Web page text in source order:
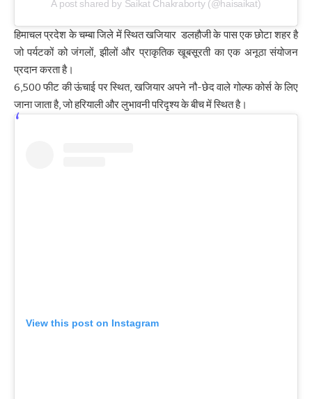
A post shared by Saikat Chakraborty (@haisaikat)
हिमाचल प्रदेश के चम्बा जिले में स्थित खजियार डलहौजी के पास एक छोटा शहर है
जो पर्यटकों को जंगलों, झीलों और प्राकृतिक खूबसूरती का एक अनूठा संयोजन
प्रदान करता है।
6,500 फीट की ऊंचाई पर स्थित, खजियार अपने नौ-छेद वाले गोल्फ कोर्स के लिए
जाना जाता है, जो हरियाली और लुभावनी परिदृश्य के बीच में स्थित है।
View this post on Instagram